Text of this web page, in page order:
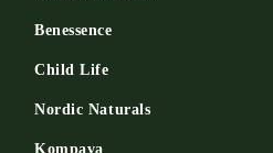
Benessence
Child Life
Nordic Naturals
Kompava